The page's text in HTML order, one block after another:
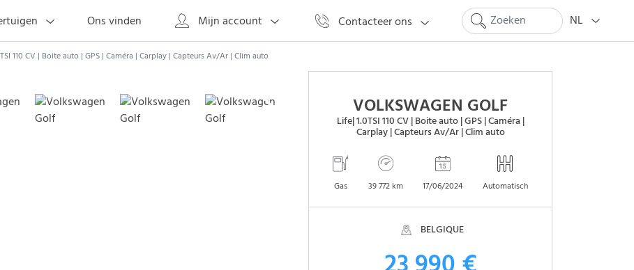
Ons vinden Mijn account Contacteer ons NL
110 CV | Boite auto | GPS | Caméra | Carplay | Capteurs Av/Ar | Clim auto
VOLKSWAGEN GOLF
Life| 1.0TSI 110 CV | Boite auto | GPS | Caméra |
Carplay | Capteurs Av/Ar | Clim auto
Gas 39 772 km 17/06/2024 Automatisch
BELGIQUE